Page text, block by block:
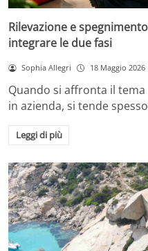
Rilevazione e
integrare le due fasi
Sophia Allegri 18 Maggio 2026
Quando si affronta il
in azienda, si tende
Leggi di più